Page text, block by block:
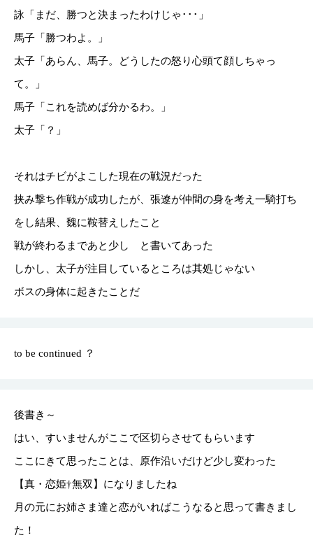
詠「まだ、勝つと決まったわけじゃ･･･」
馬子「勝つわよ。」
太子「あらん、馬子。どうしたの怒り心頭て顔しちゃっ
て。」
馬子「これを読めば分かるわ。」
太子「？」
それはチビがよこした現在の戦況だった
挟み撃ち作戦が成功したが、張遼が仲間の身を考え一騎打ち
をし結果、魏に鞍替えしたこと
戦が終わるまであと少し と書いてあった
しかし、太子が注目しているところは其処じゃない
ボスの身体に起きたことだ
to be continued ？
後書き～
はい、すいませんがここで区切らさせてもらいます
ここにきて思ったことは、原作沿いだけど少し変わった
【真・恋姫†無双】になりましたね
月の元にお姉さま達と恋がいればこうなると思って書きまし
た！